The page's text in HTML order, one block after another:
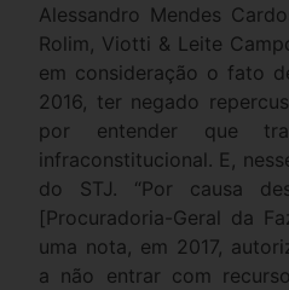
Alessandro Mendes
Rolim, Viotti & Leite
em consideração o fato
2016, ter negado
por entender que
infraconstitucional. E,
do STJ. “Por causa
[Procuradoria-Geral da
uma nota, em 2017,
a não entrar com